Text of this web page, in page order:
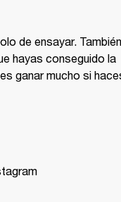
de ensayar. También
hayas conseguido la
ganar mucho si